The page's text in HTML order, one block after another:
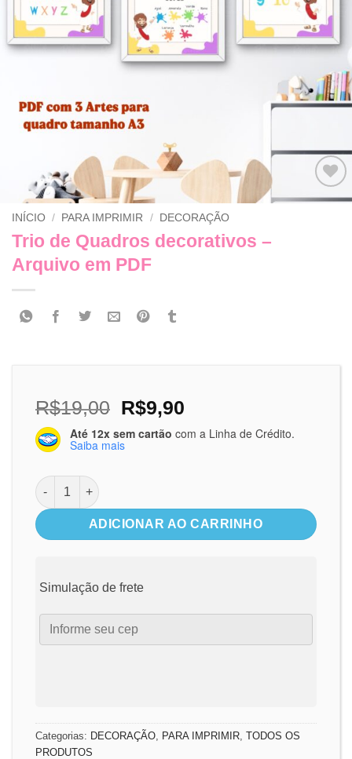
Adicionar
INÍCIO / PARA IMPRIMIR / DECORAÇÃO
Trio de Quadros decorativos –
Arquivo em PDF
R$19,00 O
preço
original
R$9,90
preço
atual
Até 12x sem cartão com a Linha de Crédito.
Saiba mais
Trio de Quadros decorativos - Arquivo em PDF
ADICIONAR AO CARRINHO
Simulação de frete
Categorias: DECORAÇÃO PARA IMPRIMIR TODOS OS
PRODUTOS